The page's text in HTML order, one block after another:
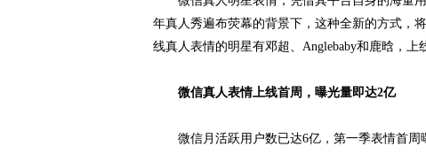
年真人秀遍布荧幕的背景下，这种全新的方式，
线真人表情的明星有邓超、Anglebaby和鹿晗，上
微信真人表情上线首周，曝光量即达2亿
微信月活跃用户数已达6亿，第一季表情首周